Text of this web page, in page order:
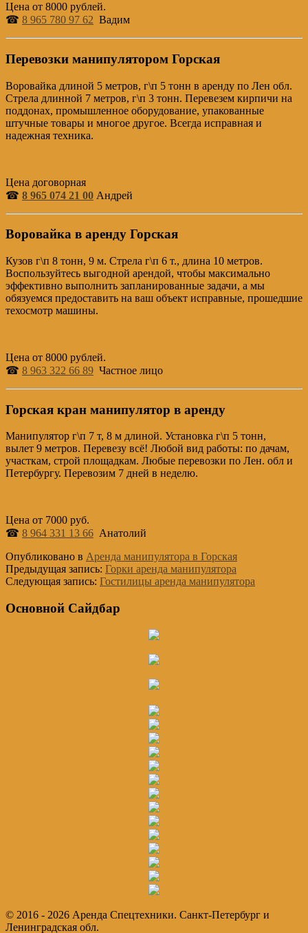
Цена от 8000 рублей.
☎ 8 965 780 97 62 Вадим
Перевозки манипулятором Горская
Воровайка длиной 5 метров, г\п 5 тонн в аренду по Лен обл.
Стрела длинной 7 метров, г\п 3 тонн. Перевезем кирпичи на
поддонах, промышленное оборудование, упакованные
штучные товары и многое другое. Всегда исправная и
надежная техника.
Цена договорная
☎ 8 965 074 21 00 Андрей
Воровайка в аренду Горская
Кузов г\п 8 тонн, 9 м. Стрела г\п 6 т., длина 10 метров.
Воспользуйтесь выгодной арендой, чтобы максимально
эффективно выполнить запланированные задачи, а мы
обязуемся предоставить на ваш объект исправные, прошедшие
техосмотр машины.
Цена от 8000 рублей.
☎ 8 963 322 66 89 Частное лицо
Горская кран манипулятор в аренду
Манипулятор г\п 7 т, 8 м длиной. Установка г\п 5 тонн,
вылет 9 метров. Перевезу всё! Любой вид работы: по дачам,
участкам, строй площадкам. Любые перевозки по Лен. обл и
Петербургу. Перевозим 7 дней в неделю.
Цена от 7000 руб.
☎ 8 964 331 13 66 Анатолий
Опубликовано в Аренда манипулятора в Горская
Предыдущая запись: Горки аренда манипулятора
Следующая запись: Гостилицы аренда манипулятора
Основной Сайдбар
© 2016 - 2026 Аренда Спецтехники. Санкт-Петербург и
Ленинградская обл.